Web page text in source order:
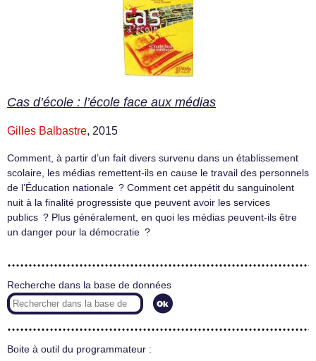
Cas d’école : l’école face aux médias
Gilles Balbastre, 2015
Comment, à partir d’un fait divers survenu dans un établissement
scolaire, les médias remettent-ils en cause le travail des personnels
de l’Éducation nationale ? Comment cet appétit du sanguinolent
nuit à la finalité progressiste que peuvent avoir les services
publics ? Plus généralement, en quoi les médias peuvent-ils être
un danger pour la démocratie ?
Recherche dans la base de données
Boite à outil du programmateur :